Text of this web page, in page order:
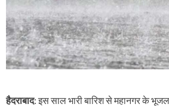
हैदराबाद: इस साल भारी बारिश से महानगर के भूजल